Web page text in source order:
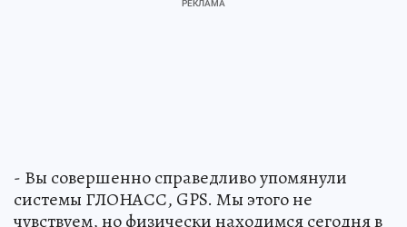
- Вы совершенно справедливо упомянули
системы ГЛОНАСС, GPS. Мы этого не
чувствуем, но физически находимся сегодня в